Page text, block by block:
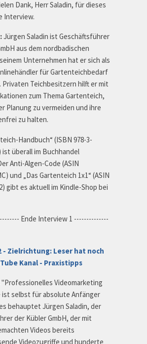
Dank, Herr Saladin, für dieses
Interview.
Jürgen Saladin ist Geschäftsführer
aus dem nordbadischen
Unternehmen hat er sich als
für Gartenteichbedarf
Privaten Teichbesitzern hilft er mit
zum Thema Gartenteich,
Planung zu vermeiden und ihre
zu halten.
Handbuch“ (ISBN 978-3-
ist überall im Buchhandel
Anti-Algen-Code (ASIN
und „Das Gartenteich 1x1“ (ASIN
gibt es aktuell im Kindle-Shop bei
Ende Interview 1 --------------
- Zielrichtung: Leser hat noch
Kanal - Praxistipps
"Professionelles Videomarketing
ist selbst für absolute Anfänger
behauptet Jürgen Saladin, der
der Kübler GmbH, der mit
Videos bereits
Videozugriffe und hunderte